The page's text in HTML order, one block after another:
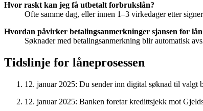
Hvor raskt kan jeg få utbetalt forbrukslån?
Ofte samme dag, eller innen 1–3 virkedager etter
Hvordan påvirker betalingsanmerkninger sjansen for
Søknader med betalingsanmerkning blir automatisk
Tidslinje for låneprosessen
12. januar 2025: Du sender inn digital søknad til valgt
12. januar 2025: Banken foretar kredittsjekk mot